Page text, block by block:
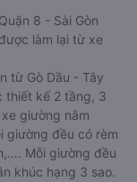
8 - Sài Gòn
làm lại từ xe
từ Gò Dầu - Tây
thiết kế 2 tầng, 3
giường nằm
giường đều có rèm
Mỗi giường đều
khúc hạng 3 sao.